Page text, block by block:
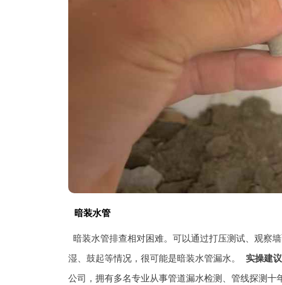
暗装水管
暗装水管排查相对困难。可以通过打压测试、观察
湿、鼓起等情况，很可能是暗装水管漏水。 实操建议
公司，拥有多名专业从事管道漏水检测、管线探测